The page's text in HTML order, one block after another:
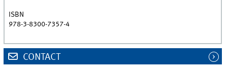
ISBN
978-3-8300-7357-4
CONTACT